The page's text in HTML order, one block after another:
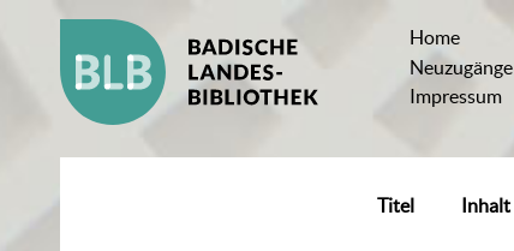
Home
Neuzugänge
Impressum
Titel Inhalt